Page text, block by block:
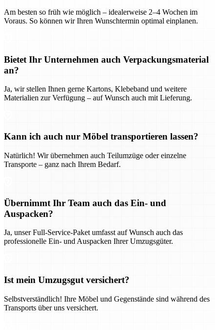
Am besten so früh wie möglich – idealerweise 2–4 Wochen im
Voraus. So können wir Ihren Wunschtermin optimal einplanen.
Bietet Ihr Unternehmen auch Verpackungsmaterial
an?
Ja, wir stellen Ihnen gerne Kartons, Klebeband und weitere
Materialien zur Verfügung – auf Wunsch auch mit Lieferung.
Kann ich auch nur Möbel transportieren lassen?
Natürlich! Wir übernehmen auch Teilumzüge oder einzelne
Transporte – ganz nach Ihrem Bedarf.
Übernimmt Ihr Team auch das Ein- und
Auspacken?
Ja, unser Full-Service-Paket umfasst auf Wunsch auch das
professionelle Ein- und Auspacken Ihrer Umzugsgüter.
Ist mein Umzugsgut versichert?
Selbstverständlich! Ihre Möbel und Gegenstände sind während des
Transports über uns versichert.